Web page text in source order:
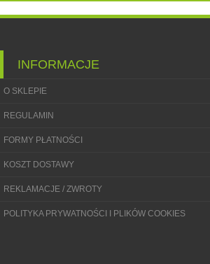
INFORMACJE
O SKLEPIE
REGULAMIN
FORMY PŁATNOŚCI
KOSZT DOSTAWY
REKLAMACJE / ZWROTY
POLITYKA PRYWATNOŚCI I PLIKÓW COOKIES